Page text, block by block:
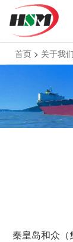
首页 > 关于我们
秦皇岛和众（